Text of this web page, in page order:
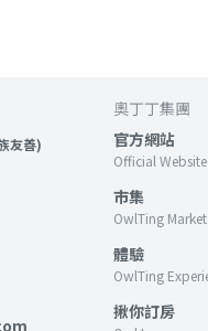
友善)
奧丁丁集團
官方網站
Official Website
市集
OwlTing Market
體驗
OwlTing
揪你訂房